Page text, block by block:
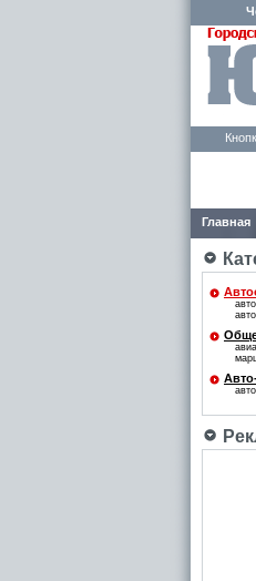
Главная